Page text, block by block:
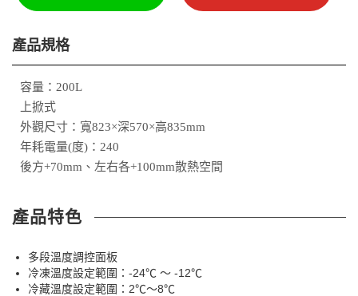
產品規格
容量：200L
上掀式
外觀尺寸：寬823×深570×高835mm
年耗電量(度)：240
後方+70mm、左右各+100mm散熱空間
產品特色
多段溫度調控面板
冷凍溫度設定範圍：-24℃ ～ -12℃
冷藏溫度設定範圍：2℃～8℃